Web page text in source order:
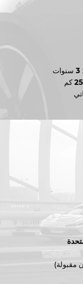
3 سنوات
كم
مقبولة)